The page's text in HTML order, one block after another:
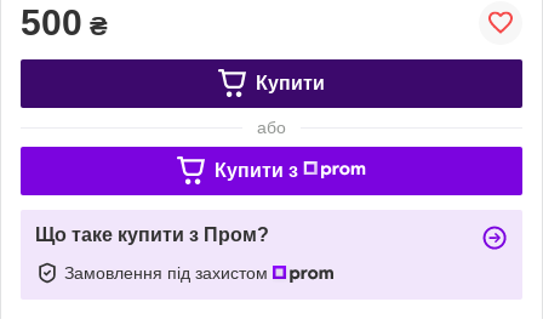
500 ₴
Купити
або
Купити з
Що таке купити з Пром?
Замовлення під захистом